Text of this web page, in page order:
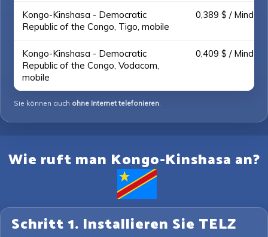
Kongo-Kinshasa - Democratic
Republic of the Congo, Tigo, mobile
0,389 $ /
Kongo-Kinshasa - Democratic
Republic of the Congo, Vodacom,
mobile
0,409 $ /
Sie können auch ohne Internet telefonieren.
Wie ruft man Kongo-Kinshasa an?
Schritt 1. Installieren Sie TELZ